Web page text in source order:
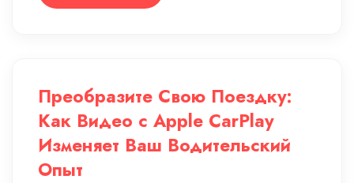
Преобразите Свою Поездку:
Как Видео с Apple CarPlay
Изменяет Ваш Водительский
Опыт